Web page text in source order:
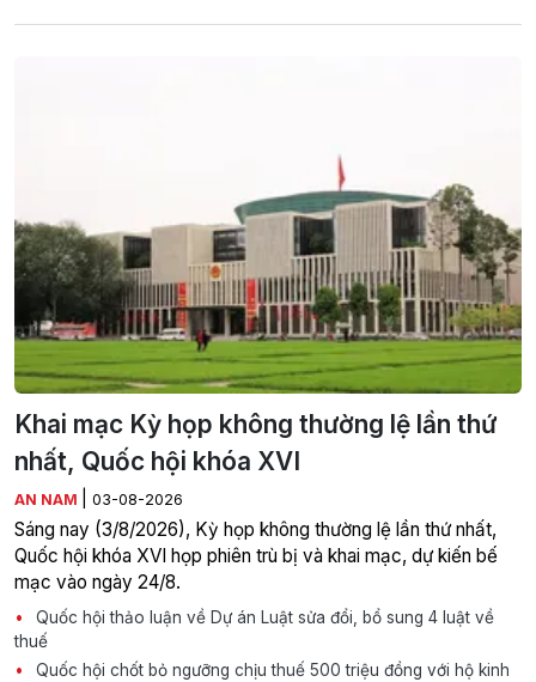
Khai mạc Kỳ họp không thường lệ lần thứ
nhất, Quốc hội khóa XVI
AN NAM 03-08-2026
Sáng nay (3/8/2026), Kỳ họp không thường lệ lần thứ nhất,
Quốc hội khóa XVI họp phiên trù bị và khai mạc, dự kiến bế
mạc vào ngày 24/8.
Quốc hội thảo luận về Dự án Luật sửa đổi, bổ sung 4 luật về
thuế
Quốc hội chốt bỏ ngưỡng chịu thuế 500 triệu đồng với hộ kinh